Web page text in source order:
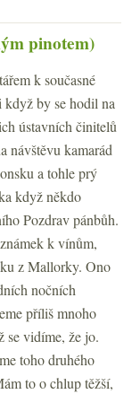
pinotem)
k současné
by se hodil na
ústavních činitelů
návštěvu kamarád
a tohle prý
když někdo
Pozdrav pánbůh.
k vínům,
z Mallorky. Ono
nočních
příliš mnoho
se vidíme, že jo.
toho druhého
to o chlup těžší,